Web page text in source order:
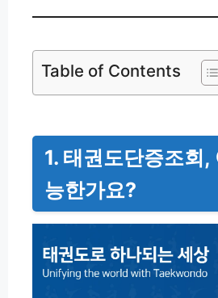
Table of Contents
1. 태권도단증조회,
능한가요?